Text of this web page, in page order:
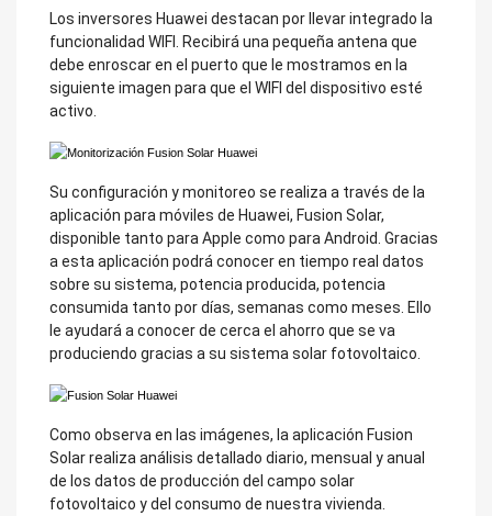
Los inversores Huawei destacan por llevar integrado la
funcionalidad WIFI. Recibirá una pequeña antena que
debe enroscar en el puerto que le mostramos en la
siguiente imagen para que el WIFI del dispositivo esté
activo.
Su configuración y monitoreo se realiza a través de la
aplicación para móviles de Huawei, Fusion Solar,
disponible tanto para Apple como para Android. Gracias
a esta aplicación podrá conocer en tiempo real datos
sobre su sistema, potencia producida, potencia
consumida tanto por días, semanas como meses. Ello
le ayudará a conocer de cerca el ahorro que se va
produciendo gracias a su sistema solar fotovoltaico.
Como observa en las imágenes, la aplicación Fusion
Solar realiza análisis detallado diario, mensual y anual
de los datos de producción del campo solar
fotovoltaico y del consumo de nuestra vivienda.